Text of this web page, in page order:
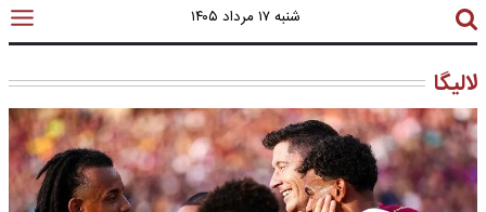
شنبه ۱۷ مرداد ۱۴۰۵
لالیگا